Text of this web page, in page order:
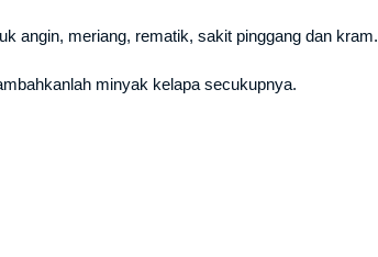
angin, meriang, rematik, sakit pinggang dan kram.
minyak kelapa secukupnya.